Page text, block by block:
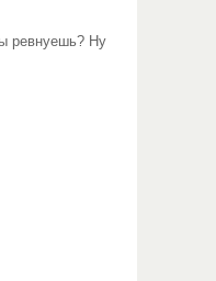
ревнуешь? Ну